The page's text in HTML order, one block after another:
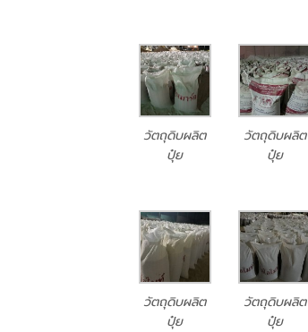
วัตถุดิบผลิต
ปุ๋ย
วัตถุดิบผลิต
ปุ๋ย
วัตถุดิบผลิต
ปุ๋ย
วัตถุดิบผลิต
ปุ๋ย